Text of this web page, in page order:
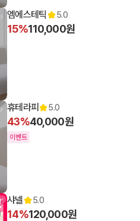
엠에스테틱 5.0
15%110,000원
휴테라피 5.0
43%40,000원
이벤트
샤넬 5.0
14%120,000원